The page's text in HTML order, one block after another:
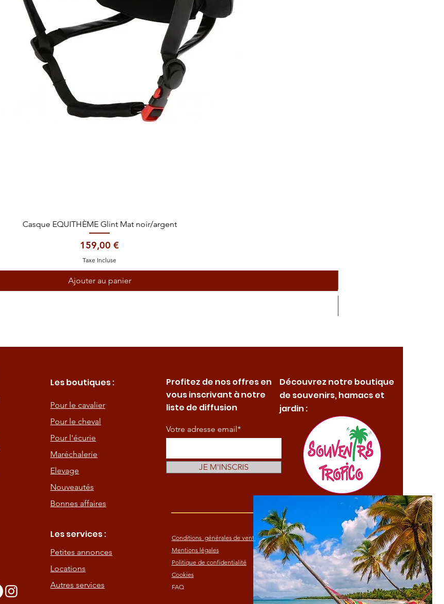
Aperçu rapide
Casque EQUITHÈME Glint Mat noir/argent
Prix
159,00 €
Taxe Incluse
Ajouter au panier
Les boutiques :
Pour le cavalier
Pour le cheval
Pour l'écurie
Maréchalerie
Elevage
Nouveautés
Bonnes affaires
Les services :
Petites annonces
Locations
Autres services
Profitez de nos offres en
vous inscrivant à notre
liste de diffusion
Votre adresse email*
JE M'INSCRIS
Conditions générales de vente
Mentions légales
Politique de confidentialité
Cookies
FAQ
Découvrez notre boutique
de souvenirs, hamacs et
jardin :